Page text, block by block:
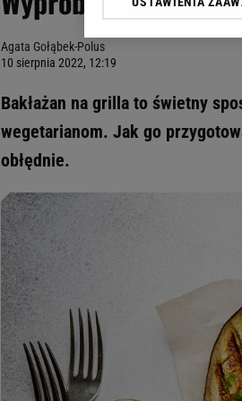
Agata Gołąbek-Polus
10 sierpnia 2022, 12:19
Bakłażan na grilla to świetny
wegetarianom. Jak go
obłędnie.
Klikając „Akceptuję”
dotyczące plików
odnośnik „Ustawienia
My, nasi Zaufani
Użycie dokładnych